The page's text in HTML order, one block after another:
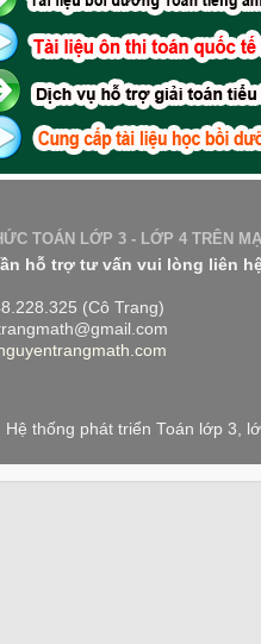
TOÁN LỚP 3 - LỚP 4 TRÊN
hỗ trợ tư vấn vui lòng liên
(Cô Trang)
Hệ thống phát triển Toán lớp 3,